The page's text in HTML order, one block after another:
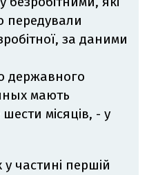
передували
за даними
державного
мають
місяців, - у
частині першій